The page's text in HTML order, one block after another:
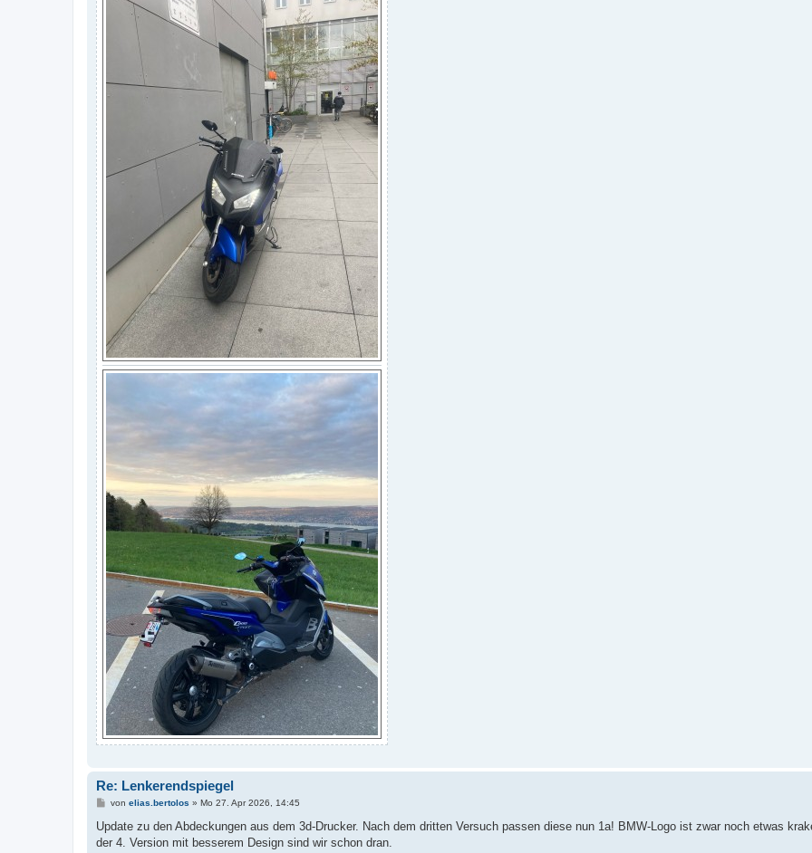
Re: Lenkerendspiegel
B
i
r
von elias.bertolos » Mo 27. Apr 2026, 14:45
Update zu den Abdeckungen aus dem 3d-Drucker. Nach dem dritten Versuch passen diese nun 1a! BMW-Logo ist zwar noch etwas
der 4. Version mit besserem Design sind wir schon dran.